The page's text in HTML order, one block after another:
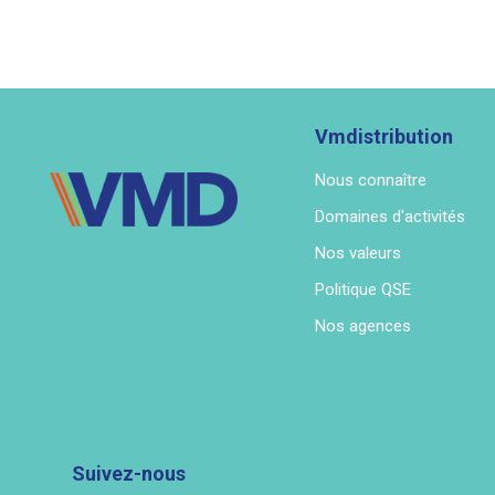
Vmdistribution
Nous connaître
Domaines d'activités
Nos valeurs
Politique QSE
Nos agences
Suivez-nous